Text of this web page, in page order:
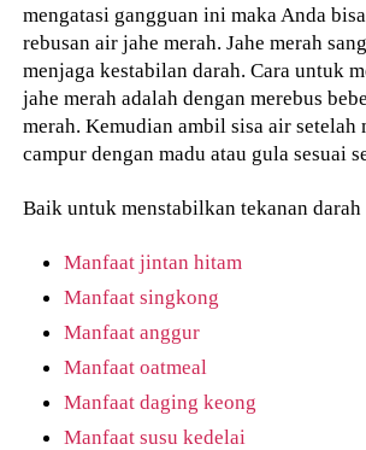
mengatasi gangguan ini maka Anda
rebusan air jahe merah. Jahe merah
menjaga kestabilan darah. Cara untuk
jahe merah adalah dengan merebus
merah. Kemudian ambil sisa air setelah
campur dengan madu atau gula sesuai
Baik untuk menstabilkan tekanan darah
Manfaat jintan hitam
Manfaat singkong
Manfaat anggur
Manfaat oatmeal
Manfaat daging keong
Manfaat susu kedelai